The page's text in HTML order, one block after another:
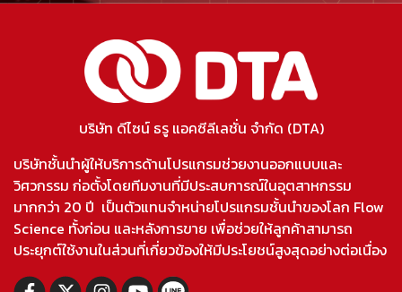
บริษัท ดีไซน์ ธรู แอคซีลีเลชั่น จำกัด (DTA)
บริษัทชั้นนำผู้ให้บริการด้านโปรแกรมช่วยงานออกแบบและ
วิศวกรรม ก่อตั้งโดยทีมงานที่มีประสบการณ์ในอุตสาหกรรม
มากกว่า 20 ปี เป็นตัวแทนจำหน่ายโปรแกรมชั้นนำของโลก Flow
Science ทั้งก่อน และหลังการขาย เพื่อช่วยให้ลูกค้าสามารถ
ประยุกต์ใช้งานในส่วนที่เกี่ยวข้องให้มีประโยชน์สูงสุดอย่างต่อเนื่อง